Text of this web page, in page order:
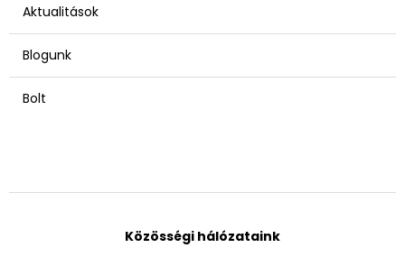
Aktualitások
Blogunk
Bolt
Közösségi hálózataink